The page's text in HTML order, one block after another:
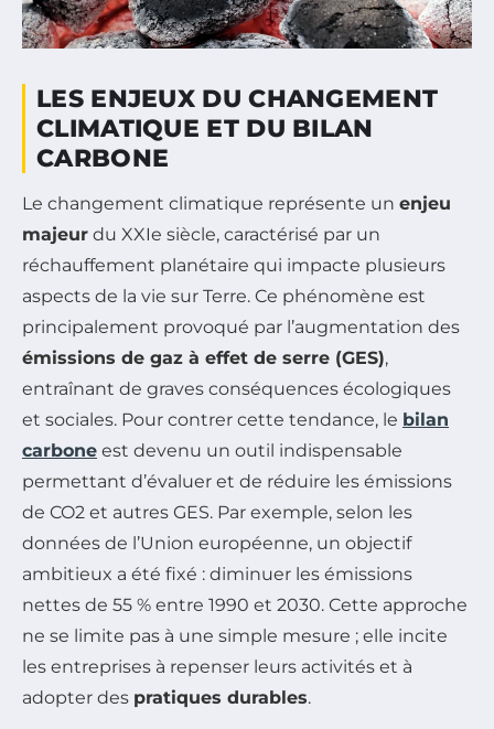
LES ENJEUX DU CHANGEMENT
CLIMATIQUE ET DU BILAN
CARBONE
Le changement climatique représente un enjeu
majeur du XXIe siècle, caractérisé par un
réchauffement planétaire qui impacte plusieurs
aspects de la vie sur Terre. Ce phénomène est
principalement provoqué par l’augmentation des
émissions de gaz à effet de serre (GES),
entraînant de graves conséquences écologiques
et sociales. Pour contrer cette tendance, le bilan
carbone est devenu un outil indispensable
permettant d’évaluer et de réduire les émissions
de CO2 et autres GES. Par exemple, selon les
données de l’Union européenne, un objectif
ambitieux a été fixé : diminuer les émissions
nettes de 55 % entre 1990 et 2030. Cette approche
ne se limite pas à une simple mesure ; elle incite
les entreprises à repenser leurs activités et à
adopter des pratiques durables.